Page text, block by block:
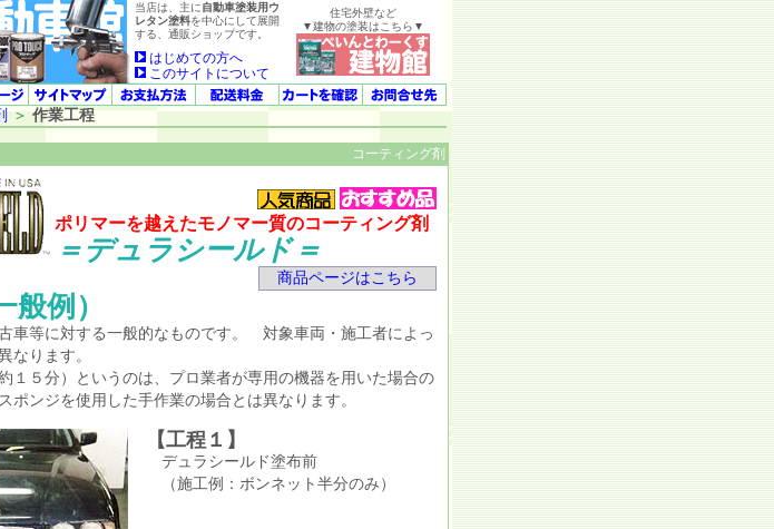
当店は、主に自動車塗装用ウ
レタン塗料を中心にして展開
する、通販ショップです。
はじめての方へ
このサイトについて
住宅外壁など
▼建物の塗装はこちら▼
＞作業工程
コーティング剤
ポリマーを越えたモノマー質のコーティング剤
＝デュラシールド＝
商品ページはこちら
例）
車等に対する一般的なものです。 対象車両・施工者によっ
なります。
１５分）というのは、プロ業者が専用の機器を用いた場合の
ポンジを使用した手作業の場合とは異なります。
【工程１】
デュラシールド塗布前
（施工例：ボンネット半分のみ）